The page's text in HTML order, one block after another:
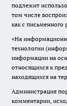
подлежит
том числе
как с письменного
«На
технологии
информации на
относящихся к
находящихся на
Администрация
комментарии,